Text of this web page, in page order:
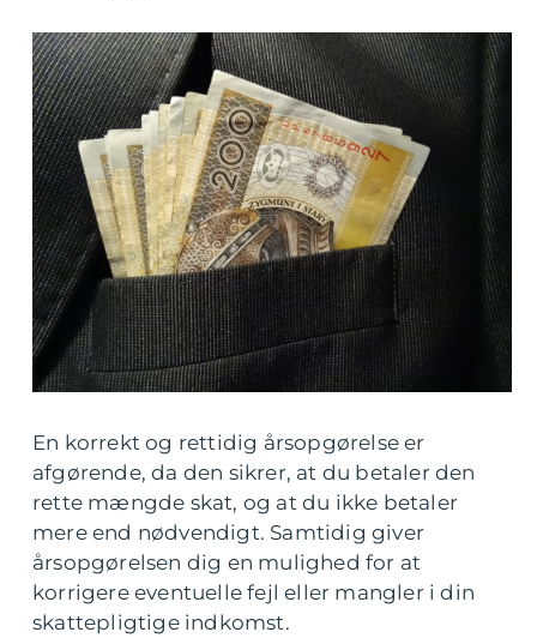
En korrekt og rettidig årsopgørelse er
afgørende, da den sikrer, at du betaler den
rette mængde skat, og at du ikke betaler
mere end nødvendigt. Samtidig giver
årsopgørelsen dig en mulighed for at
korrigere eventuelle fejl eller mangler i din
skattepligtige indkomst.